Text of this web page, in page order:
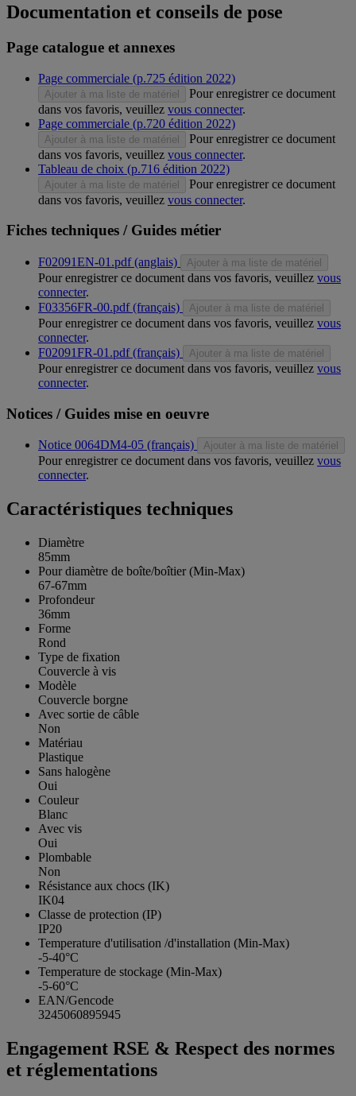
Documentation et conseils de pose
Page catalogue et annexes
Page commerciale (p.725 édition 2022)
Ajouter à ma liste de matériel
Pour enregistrer ce document
dans vos favoris, veuillez vous connecter.
Page commerciale (p.720 édition 2022)
Ajouter à ma liste de matériel
Pour enregistrer ce document
dans vos favoris, veuillez vous connecter.
Tableau de choix (p.716 édition 2022)
Ajouter à ma liste de matériel
Pour enregistrer ce document
dans vos favoris, veuillez vous connecter.
Fiches techniques / Guides métier
F02091EN-01.pdf (anglais) Ajouter à ma liste de matériel
Pour enregistrer ce document dans vos favoris, veuillez vous
connecter.
F03356FR-00.pdf (français)
Ajouter à ma liste de matériel
Pour enregistrer ce document dans vos favoris, veuillez vous
connecter.
F02091FR-01.pdf (français)
Ajouter à ma liste de matériel
Pour enregistrer ce document dans vos favoris, veuillez vous
connecter.
Notices / Guides mise en oeuvre
Notice 0064DM4-05 (français) Ajouter à ma liste de matériel
Pour enregistrer ce document dans vos favoris, veuillez vous
connecter.
Caractéristiques techniques
Diamètre
85mm
Pour diamètre de boîte/boîtier (Min-Max)
67-67mm
Profondeur
36mm
Forme
Rond
Type de fixation
Couvercle à vis
Modèle
Couvercle borgne
Avec sortie de câble
Non
Matériau
Plastique
Sans halogène
Oui
Couleur
Blanc
Avec vis
Oui
Plombable
Non
Résistance aux chocs (IK)
IK04
Classe de protection (IP)
IP20
Temperature d'utilisation /d'installation (Min-Max)
-5-40°C
Temperature de stockage (Min-Max)
-5-60°C
EAN/Gencode
3245060895945
Engagement RSE & Respect des normes
et réglementations